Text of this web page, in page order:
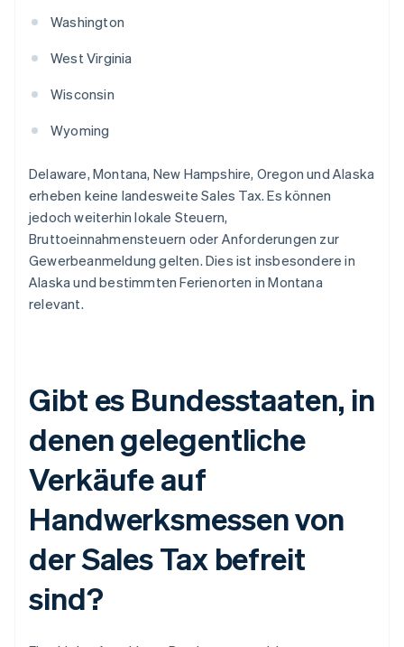
Washington
West Virginia
Wisconsin
Wyoming
Delaware, Montana, New Hampshire, Oregon und Alaska
erheben keine landesweite Sales Tax. Es können
jedoch weiterhin lokale Steuern,
Bruttoeinnahmensteuern oder Anforderungen zur
Gewerbeanmeldung gelten. Dies ist insbesondere in
Alaska und bestimmten Ferienorten in Montana
relevant.
Gibt es Bundesstaaten, in
denen gelegentliche
Verkäufe auf
Handwerksmessen von
der Sales Tax befreit
sind?